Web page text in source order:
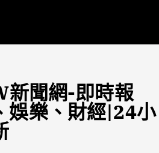
萬媒宣費惹議 梁文傑回「只能靠嘴巴」
新聞網-即時報
娛樂、財經|24小